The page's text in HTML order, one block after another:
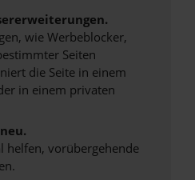
wie Werbeblocker,
Seiten
die Seite in einem
in einem privaten
helfen, vorübergehende